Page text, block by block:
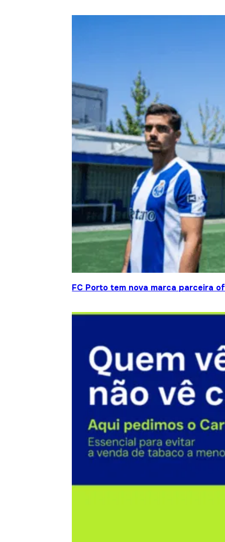
FC Porto tem nova marca parceira